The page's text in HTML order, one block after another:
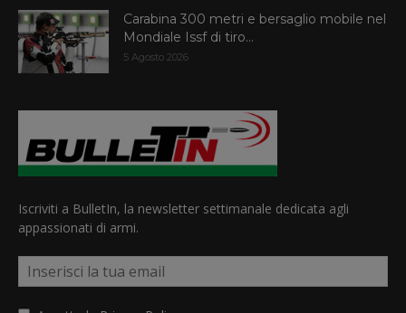
Carabina 300 metri e bersaglio mobile nel
Mondiale Issf di tiro...
5 Agosto 2026
Iscriviti a BulletIn, la newsletter settimanale dedicata agli
appassionati di armi.